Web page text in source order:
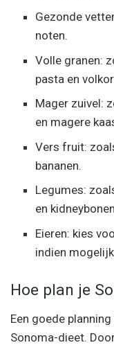
Gezonde
noten.
Volle granen:
pasta en
Mager zuivel:
en magere
Vers fruit:
bananen.
Legumes:
en
Eieren: kies
indien
Hoe plan je
Een goede
Sonoma-dieet.